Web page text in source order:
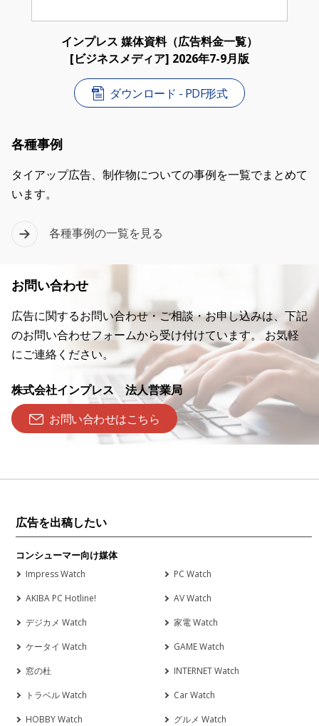
インプレス 媒体資料（広告料金一覧）
[ビジネスメディア] 2026年7-9月版
ダウンロード - PDF形式
各種事例
タイアップ広告、制作物についての事例を一覧でまとめて
います。
各種事例の一覧を見る
お問い合わせ
広告に関するお問い合わせ・ご相談・お申し込みは、下記
のお問い合わせフォームから受け付けています。 お気軽
にご連絡ください。
株式会社インプレス 法人営業局
お問い合わせはこちら
広告を出稿したい
コンシューマー向け媒体
Impress Watch
PC Watch
AKIBA PC Hotline!
AV Watch
デジカメ Watch
家電 Watch
ケータイ Watch
GAME Watch
窓の杜
INTERNET Watch
トラベル Watch
Car Watch
HOBBY Watch
グルメ Watch